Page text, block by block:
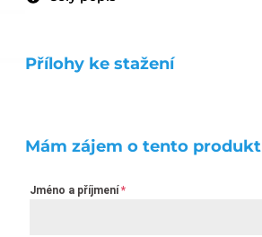
Přílohy ke stažení
Mám zájem o tento produkt
Jméno a příjmení *